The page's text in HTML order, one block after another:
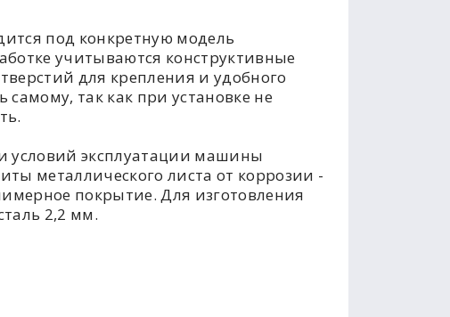
под конкретную модель
учитываются конструктивные
для крепления и удобного
так как при установке не
условий эксплуатации машины
металлического листа от коррозии -
покрытие. Для изготовления
2,2 мм.